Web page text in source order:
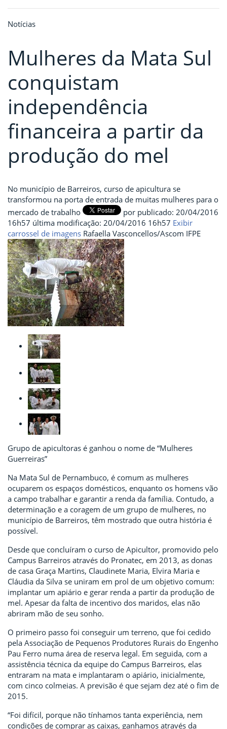
Notícias
Mulheres da Mata Sul
conquistam
independência
financeira a partir da
produção do mel
No município de Barreiros, curso de apicultura se
transformou na porta de entrada de muitas mulheres para o
mercado de trabalho
por publicado: 20/04/2016
16h57 última modificação: 20/04/2016 16h57 Exibir
carrossel de imagens Rafaella Vasconcellos/Ascom IFPE
Grupo de apicultoras é ganhou o nome de “Mulheres
Guerreiras”
Na Mata Sul de Pernambuco, é comum as mulheres
ocuparem os espaços domésticos, enquanto os homens vão
a campo trabalhar e garantir a renda da família. Contudo, a
determinação e a coragem de um grupo de mulheres, no
município de Barreiros, têm mostrado que outra história é
possível.
Desde que concluíram o curso de Apicultor, promovido pelo
Campus Barreiros através do Pronatec, em 2013, as donas
de casa Graça Martins, Claudinete Maria, Elvira Maria e
Cláudia da Silva se uniram em prol de um objetivo comum:
implantar um apiário e gerar renda a partir da produção de
mel. Apesar da falta de incentivo dos maridos, elas não
abriram mão de seu sonho.
O primeiro passo foi conseguir um terreno, que foi cedido
pela Associação de Pequenos Produtores Rurais do Engenho
Pau Ferro numa área de reserva legal. Em seguida, com a
assistência técnica da equipe do Campus Barreiros, elas
entraram na mata e implantaram o apiário, inicialmente,
com cinco colmeias. A previsão é que sejam dez até o fim de
2015.
“Foi difícil, porque não tínhamos tanta experiência, nem
condições de comprar as caixas, ganhamos através da